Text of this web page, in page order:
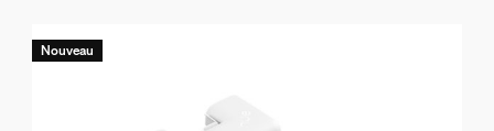
Nouveau